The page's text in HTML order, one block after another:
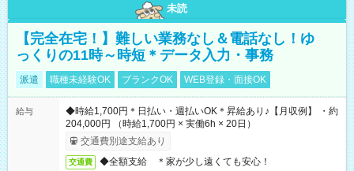
未読
【完全在宅！】難しい業務なし＆電話なし！ゆ
っくりの11時～時短＊データ入力・事務
派遣 職種未経験OK ブランクOK WEB登録・面接OK
給与
◆時給1,700円＊日払い・週払いOK＊昇給あり♪【月収例】 ・約
204,000円 （時給1,700円 × 実働6h × 20日）
交通費別途支給あり
交通費 ◆全額支給 ＊家が少し遠くても安心！